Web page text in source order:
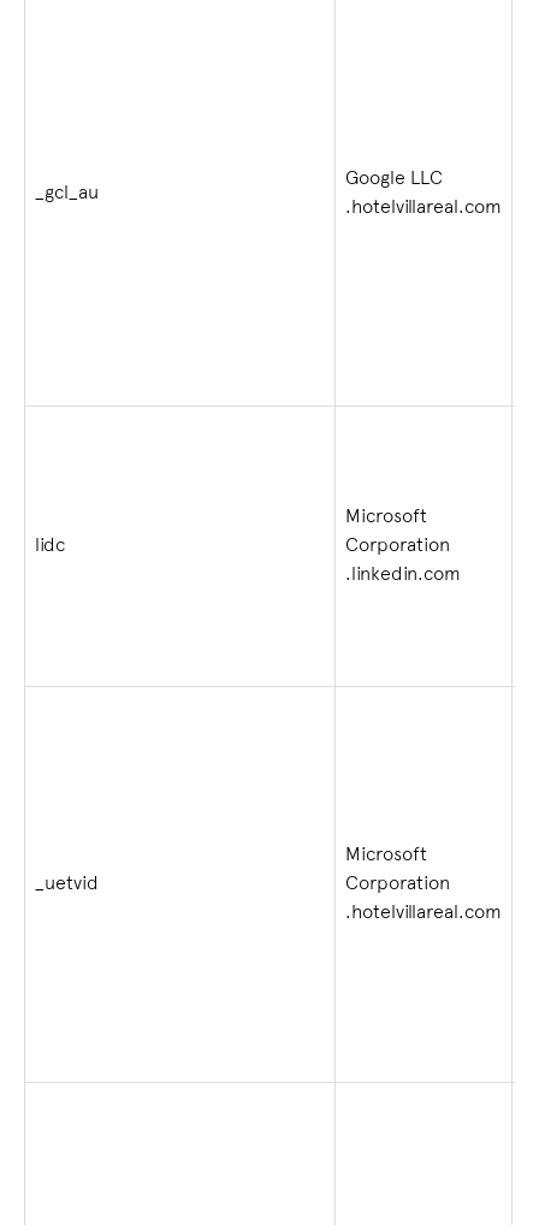
_gcl_au
Google LLC
.hotelvillareal.com
lidc
Microsoft
Corporation
.linkedin.com
_uetvid
Microsoft
Corporation
.hotelvillareal.com